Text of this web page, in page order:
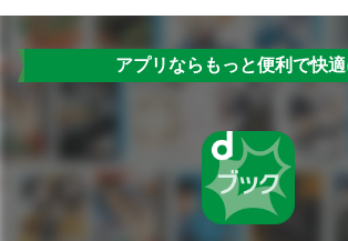
アプリならもっと便利で快適